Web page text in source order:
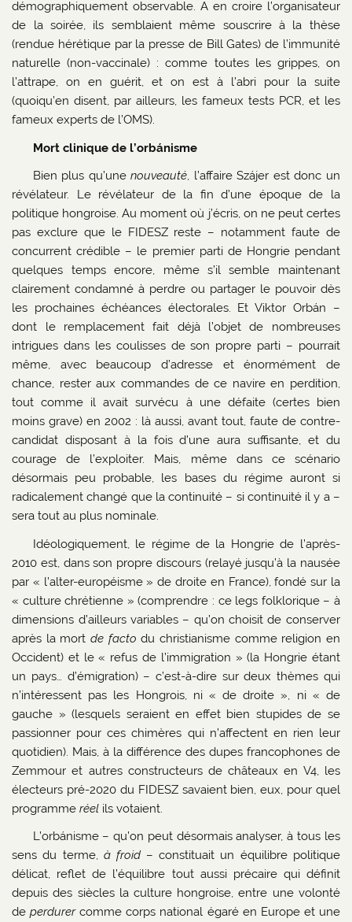
démographiquement observable. A en croire l’organisateur
de la soirée, ils semblaient même souscrire à la thèse
(rendue hérétique par la presse de Bill Gates) de l’immunité
naturelle (non-vaccinale) : comme toutes les grippes, on
l’attrape, on en guérit, et on est à l’abri pour la suite
(quoiqu’en disent, par ailleurs, les fameux tests PCR, et les
fameux experts de l’OMS).
Mort clinique de l’orbánisme
Bien plus qu’unenouveauté, l’affaire Szájer est donc un
révélateur. Le révélateur de la fin d’une époque de la
politique hongroise. Au moment où j’écris, on ne peut certes
pas exclure que le FIDESZ reste – notamment faute de
concurrent crédible – le premier parti de Hongrie pendant
quelques temps encore, même s’il semble maintenant
clairement condamné à perdre ou partager le pouvoir dès
les prochaines échéances électorales. Et Viktor Orbán –
dont le remplacement fait déjà l’objet de nombreuses
intrigues dans les coulisses de son propre parti – pourrait
même, avec beaucoup d’adresse et énormément de
chance, rester aux commandes de ce navire en perdition,
tout comme il avait survécu à une défaite (certes bien
moins grave) en 2002 : là aussi, avant tout, faute de contre-
candidat disposant à la fois d’une aura suffisante, et du
courage de l’exploiter. Mais, même dans ce scénario
désormais peu probable, les bases du régime auront si
radicalement changé que la continuité – si continuité il y a –
sera tout au plus nominale.
Idéologiquement, le régime de la Hongrie de l’après-
2010 est, dans son propre discours (relayé jusqu’à la nausée
par « l’alter-européisme » de droite en France), fondé sur la
« culture chrétienne » (comprendre : ce legs folklorique – à
dimensions d’ailleurs variables – qu’on choisit de conserver
après la mortde facto du christianisme comme religion en
Occident) et le « refus de l’immigration » (la Hongrie étant
un pays… d’émigration) – c’est-à-dire sur deux thèmes qui
n’intéressent pas les Hongrois, ni « de droite », ni « de
gauche » (lesquels seraient en effet bien stupides de se
passionner pour ces chimères qui n’affectent en rien leur
quotidien). Mais, à la différence des dupes francophones de
Zemmour et autres constructeurs de châteaux en V4, les
électeurs pré-2020 du FIDESZ savaient bien, eux, pour quel
programmeréel ils votaient.
L’orbánisme – qu’on peut désormais analyser, à tous les
sens du terme, à froid– constituait un équilibre politique
délicat, reflet de l’équilibre tout aussi précaire qui définit
depuis des siècles la culture hongroise, entre une volonté
deperdurercomme corps national égaré en Europe et une